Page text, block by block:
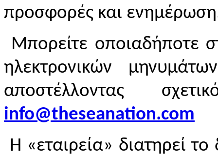
προσφορές και
Μπορείτε οποιαδήποτε
ηλεκτρονικών
αποστέλλοντας
info@theseanation.com
Η «εταιρεία» διατηρεί